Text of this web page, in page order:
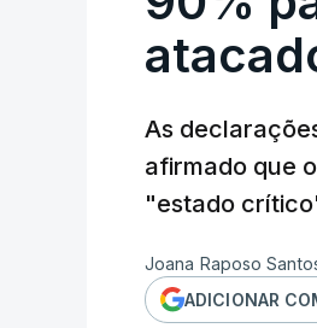
As
afirmado que
"estado
Joana Raposo
ADICIONAR